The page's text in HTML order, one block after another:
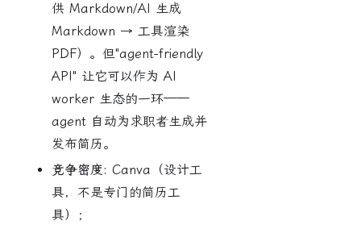
供 Markdown/AI 生成
Markdown → 工具渲染
PDF）。但"agent-friendly
API" 让它可以作为 AI
worker 生态的一环——
agent 自动为求职者生成并
发布简历。
竞争密度: Canva（设计工
具，不是专门的简历工
具）；